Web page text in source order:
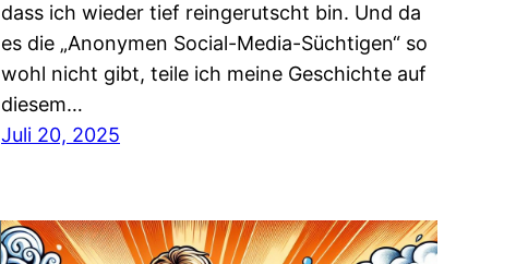
dass ich wieder tief reingerutscht bin. Und da
es die „Anonymen Social-Media-Süchtigen“ so
wohl nicht gibt, teile ich meine Geschichte auf
diesem…
Juli 20, 2025